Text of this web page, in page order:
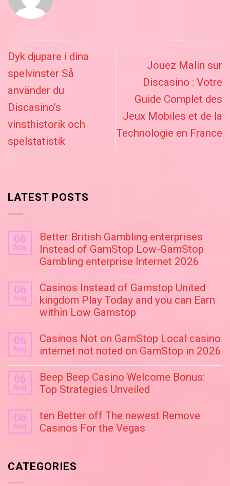
Dyk djupare i dina
spelvinster Så
använder du
Discasino’s
vinsthistorik och
spelstatistik
Jouez Malin sur
Discasino : Votre
Guide Complet des
Jeux Mobiles et de la
Technologie en France
LATEST POSTS
06
Aug
Better British Gambling enterprises
Instead of GamStop Low-GamStop
Gambling enterprise Internet 2026
06
Aug
Casinos Instead of Gamstop United
kingdom Play Today and you can Earn
within Low Gamstop
06
Aug
Casinos Not on GamStop Local casino
internet not noted on GamStop in 2026
06
Aug
Beep Beep Casino Welcome Bonus:
Top Strategies Unveiled
06
Aug
ten Better off The newest Remove
Casinos For the Vegas
CATEGORIES